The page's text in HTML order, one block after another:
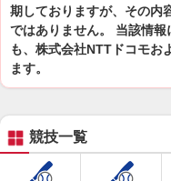
期しておりますが、その内
ではありません。 当該情
も、株式会社NTTドコモお
ます。
競技一覧